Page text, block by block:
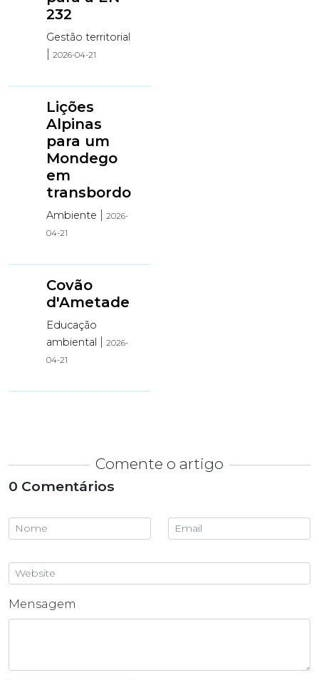
232
Gestão territorial
|2026-04-21
Lições
Alpinas
para um
Mondego
em
transbordo
Ambiente |2026-
04-21
Covão
d'Ametade
Educação
ambiental
|2026-
04-21
Comente o artigo
0 Comentários
Mensagem